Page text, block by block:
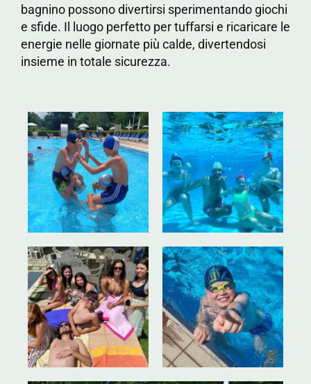
bagnino possono divertirsi sperimentando giochi
e sfide. Il luogo perfetto per tuffarsi e ricaricare le
energie nelle giornate più calde, divertendosi
insieme in totale sicurezza.